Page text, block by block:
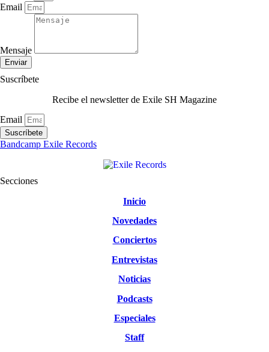
Email
Mensaje
Enviar
Suscríbete
Recibe el newsletter de Exile SH Magazine
Email
Suscríbete
Bandcamp Exile Records
Secciones
Inicio
Novedades
Conciertos
Entrevistas
Noticias
Podcasts
Especiales
Staff